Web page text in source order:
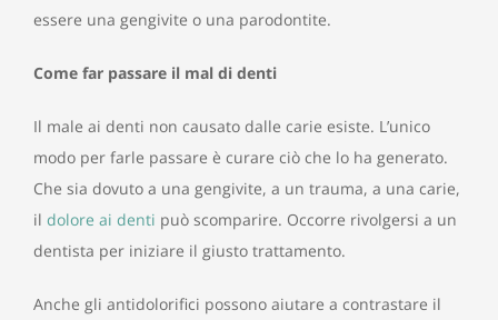
essere una gengivite o una parodontite.
Come far passare il mal di denti
Il male ai denti non causato dalle carie esiste. L’unico
modo per farle passare è curare ciò che lo ha generato.
Che sia dovuto a una gengivite, a un trauma, a una carie,
il dolore ai denti può scomparire. Occorre rivolgersi a un
dentista per iniziare il giusto trattamento.
Anche gli antidolorifici possono aiutare a contrastare il